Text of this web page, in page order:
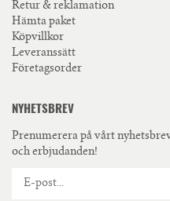
Retur & reklamation
Hämta paket
Köpvillkor
Leveranssätt
Företagsorder
NYHETSBREV
Prenumerera på vårt
och erbjudanden!